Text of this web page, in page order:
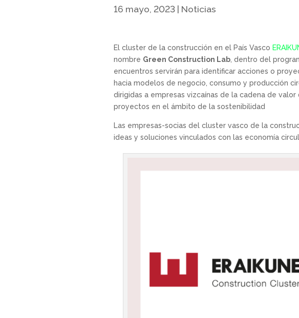
16 mayo, 2023 | Noticias
El cluster de la construcción en el País Vasco
nombre Green Construction Lab, dentro del
encuentros servirán para identificar acciones o
hacia modelos de negocio, consumo y producción
dirigidas a empresas vizcaínas de la cadena de
proyectos en el ámbito de la sostenibilidad
Las empresas-socias del cluster vasco de la
ideas y soluciones vinculados con las economía